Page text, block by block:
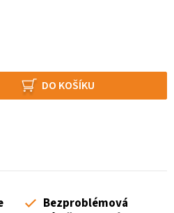
DO KOŠÍKU
Bezproblémová